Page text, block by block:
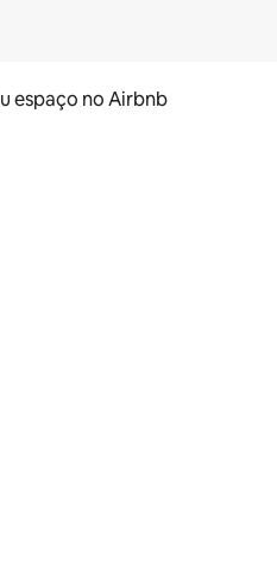
espaço no Airbnb